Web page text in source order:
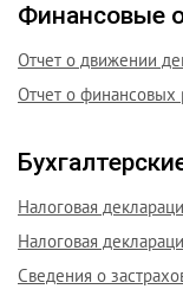
Финансовые
Отчет о движении
Отчет о финансовых
Налоговая
Налоговая
Сведения о